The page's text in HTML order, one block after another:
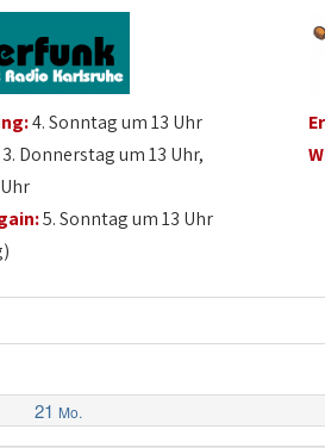
4. Sonntag um 13 Uhr
Donnerstag um 13 Uhr,
5. Sonntag um 13 Uhr
21 Mo.